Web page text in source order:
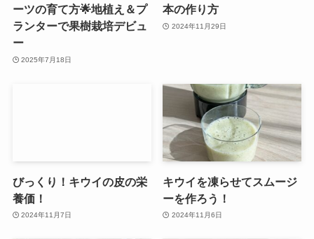
ーツの育て方🌟地植え＆プ
ランターで果樹栽培デビュ
ー
2025年7月18日
本の作り方
2024年11月29日
びっくり！キウイの皮の栄
養価！
2024年11月7日
キウイを凍らせてスムージ
ーを作ろう！
2024年11月6日